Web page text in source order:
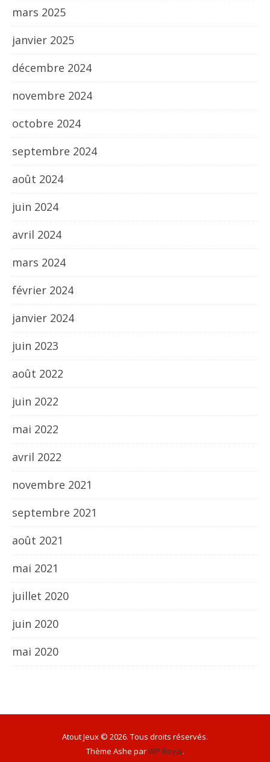
mars 2025
janvier 2025
décembre 2024
novembre 2024
octobre 2024
septembre 2024
août 2024
juin 2024
avril 2024
mars 2024
février 2024
janvier 2024
juin 2023
août 2022
juin 2022
mai 2022
avril 2022
novembre 2021
septembre 2021
août 2021
mai 2021
juillet 2020
juin 2020
mai 2020
Atout Jeux © 2026. Tous droits réservés.
Thème Ashe parWP Royal.